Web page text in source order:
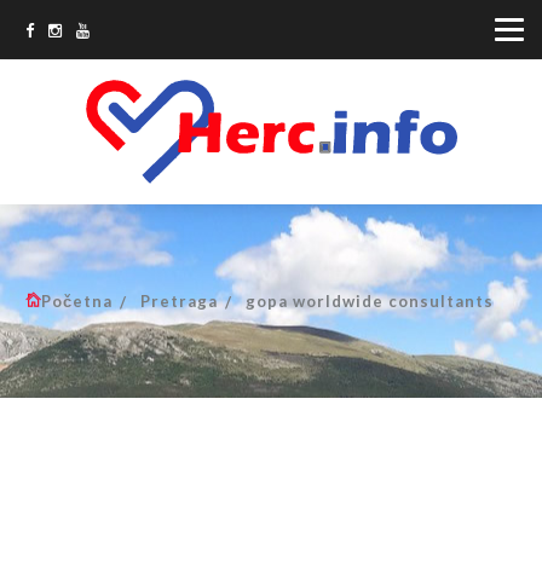
Početna Pretraga gopa worldwide consultants